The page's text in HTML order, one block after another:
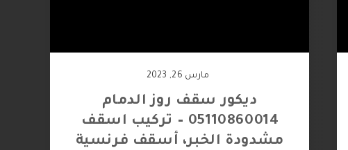
مارس 26, 2023
ديكور سقف روز الدمام
05110860014 – تركيب اسقف
مشدودة الخبر، أسقف فرنسية